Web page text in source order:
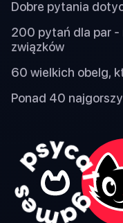
Dobre pytania
200 pytań dla par -
związków
60 wielkich obelg,
Ponad 40